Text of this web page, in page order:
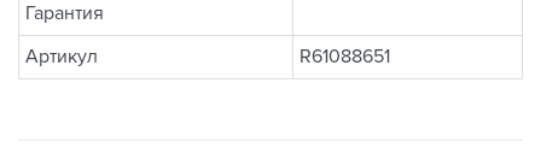
Гарантия
Артикул
R61088651